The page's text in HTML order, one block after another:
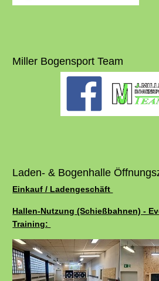
Miller Bogensport Team
Laden- & Bogenhalle
Einkauf / Ladengeschäft
Hallen-Nutzung (Schießbahnen) -
Training: